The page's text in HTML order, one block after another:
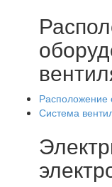
Расположение
Система